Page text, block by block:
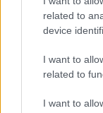
related to
device
I want to
related to
I want to
toutefois «
des pharmacies.
De nombreux
dans une